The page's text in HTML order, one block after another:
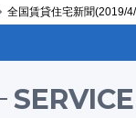
全国賃貸住宅新聞(2019/
SERVICE